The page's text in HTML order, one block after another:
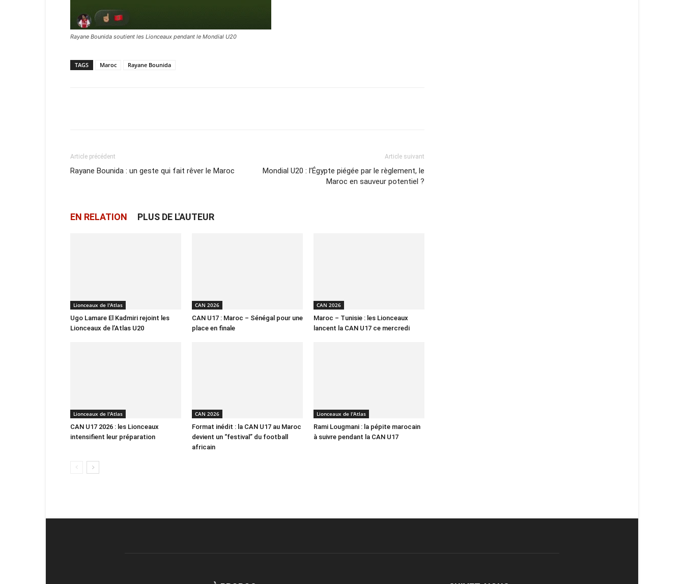
Rayane Bounida soutient les Lionceaux pendant le Mondial U20
TAGS Maroc Rayane Bounida
Article précédent
Rayane Bounida : un geste qui fait rêver le Maroc
Article suivant
Mondial U20 : l’Égypte piégée par le règlement, le
Maroc en sauveur potentiel ?
EN RELATION PLUS DE L'AUTEUR
Lionceaux de l'Atlas
Ugo Lamare El Kadmiri rejoint les
Lionceaux de l’Atlas U20
CAN 2026
CAN U17 : Maroc – Sénégal pour une
place en finale
CAN 2026
Maroc – Tunisie : les Lionceaux
lancent la CAN U17 ce mercredi
Lionceaux de l'Atlas
CAN U17 2026 : les Lionceaux
intensifient leur préparation
CAN 2026
Format inédit : la CAN U17 au Maroc
devient un “festival” du football
africain
Lionceaux de l'Atlas
Rami Lougmani : la pépite marocain
à suivre pendant la CAN U17